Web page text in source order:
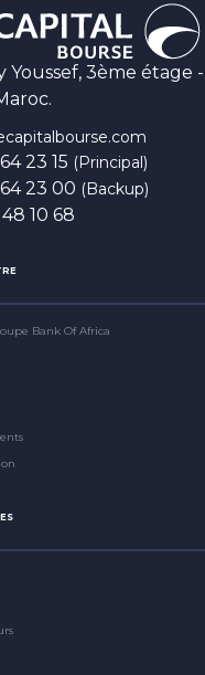
Youssef, 3ème étage -
23 15 (Principal)
23 00 (Backup)
10 68
Bank Of Africa